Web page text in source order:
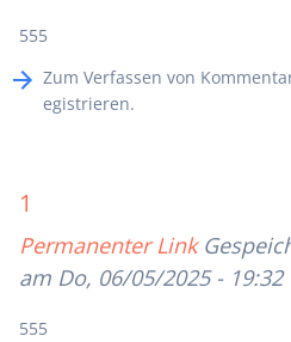
555
Zum Verfassen von
egistrieren.
1
Permanenter Link
am Do, 06/05/2025 - 19:32
555